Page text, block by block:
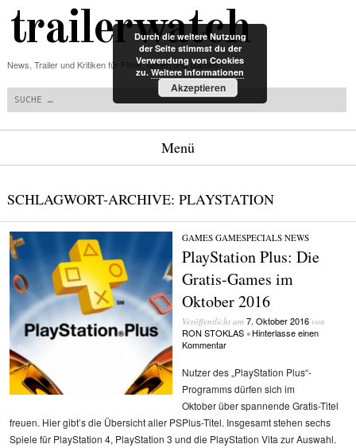
trailerwatch
News, Trailer und Kritiken für Filme, Serien und Games
Menü
SCHLAGWORT-ARCHIVE: PLAYSTATION
GAMES/GAMESPECIALS/NEWS
PlayStation Plus: Die
Gratis-Games im
Oktober 2016
Veröffentlicht am 7. Oktober 2016von
RON STOKLAS • Hinterlasse einen
Kommentar
Nutzer des „PlayStation Plus“-
Programms dürfen sich im
Oktober über spannende Gratis-Titel
freuen. Hier gibt’s die Übersicht aller PSPlus-Titel. Insgesamt stehen sechs
Spiele für PlayStation 4, PlayStation 3 und die PlayStation Vita zur Auswahl.
Durch die weitere Nutzung
der Seite stimmst du der
Verwendung von Cookies
zu. Weitere Informationen
Akzeptieren